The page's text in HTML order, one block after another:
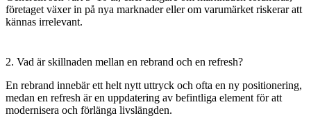
företaget växer in på nya marknader eller om varumärket riskerar att
kännas irrelevant.
2. Vad är skillnaden mellan en rebrand och en refresh?
En rebrand innebär ett helt nytt uttryck och ofta en ny positionering,
medan en refresh är en uppdatering av befintliga element för att
modernisera och förlänga livslängden.